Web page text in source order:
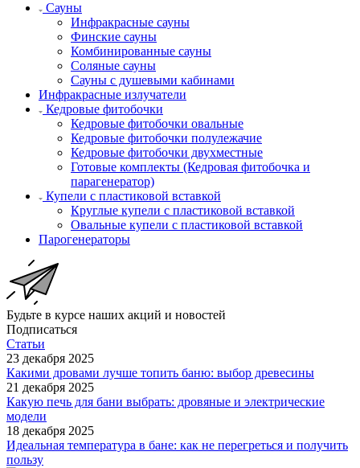
Сауны
Инфракрасные сауны
Финские сауны
Комбинированные сауны
Соляные сауны
Сауны с душевыми кабинами
Инфракрасные излучатели
Кедровые фитобочки
Кедровые фитобочки овальные
Кедровые фитобочки полулежачие
Кедровые фитобочки двухместные
Готовые комплекты (Кедровая фитобочка и
парагенератор)
Купели с пластиковой вставкой
Круглые купели с пластиковой вставкой
Овальные купели с пластиковой вставкой
Парогенераторы
Будьте в курсе наших акций и новостей
Подписаться
Статьи
23 декабря 2025
Какими дровами лучше топить баню: выбор древесины
21 декабря 2025
Какую печь для бани выбрать: дровяные и электрические
модели
18 декабря 2025
Идеальная температура в бане: как не перегреться и получить
пользу